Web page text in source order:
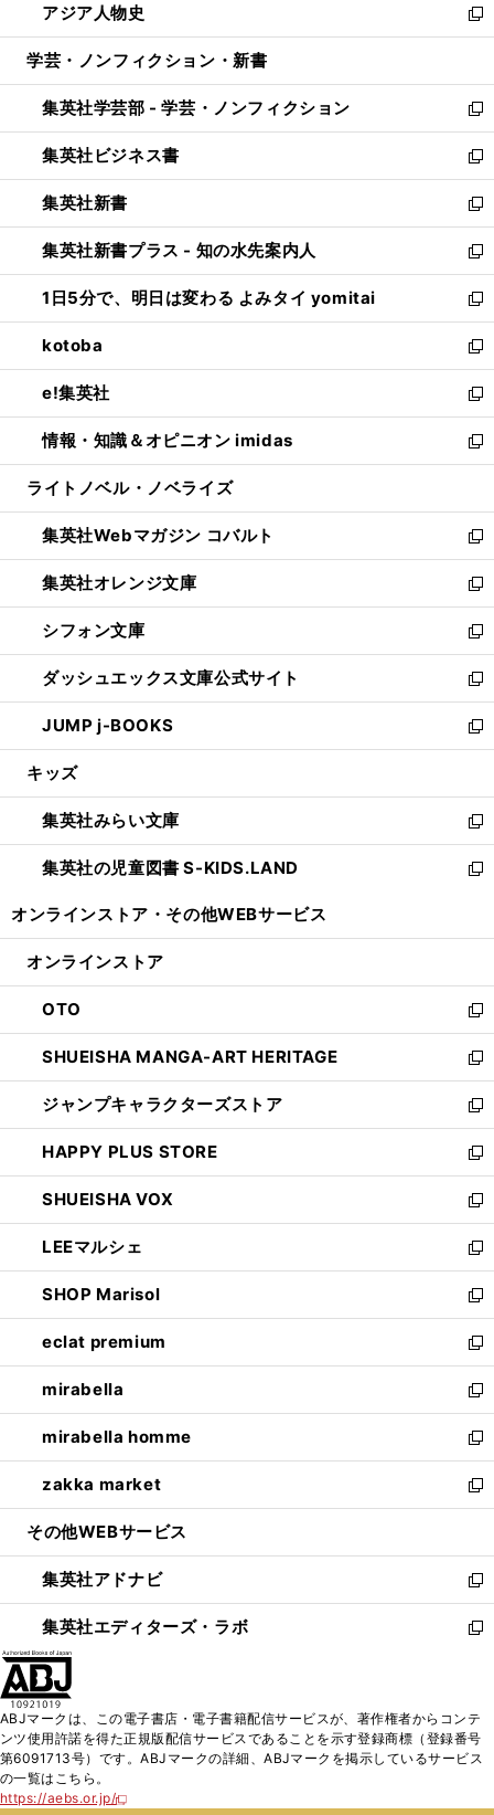
く
で
開
ド
ウ
開
く
ィ
ン
ウ
で
開
く
い
ウ
ン
ド
ウ
で
開
く
アジア人物史
新
し
ウ
ィ
ン
ド
ウ
で
開
く
学芸・ノンフィクション・新書
集英社学芸部 - 学芸・ノンフィクション
新
し
い
ウ
ィ
ン
ド
ウ
で
開
く
集英社ビジネス書
新
し
い
ウ
ィ
ン
ド
ウ
で
開
く
集英社新書
新
し
い
ウ
ィ
ン
ド
ウ
で
開
く
集英社新書プラス - 知の水先案内人
新
し
い
ウ
ィ
ン
ド
ウ
で
開
1日5分で、明日は変わる よみタイ yomitai
新
し
い
ウ
ィ
ン
ド
ウ
開
く
kotoba
新
し
い
ウ
ィ
ン
ウ
で
開
く
e!集英社
新
し
い
ウ
ン
ド
ウ
で
開
く
情報・知識＆オピニオン imidas
新
し
ウ
ィ
ン
ド
ウ
で
開
く
ライトノベル・ノベライズ
集英社Webマガジン コバルト
新
し
い
ウ
ィ
ン
ド
ウ
で
開
集英社オレンジ文庫
新
し
い
ウ
ィ
ン
ド
ウ
開
く
シフォン文庫
新
し
い
ウ
ィ
ン
ウ
で
開
く
ダッシュエックス文庫公式サイト
新
し
い
ウ
ン
ド
ウ
で
JUMP j-BOOKS
新
し
ウ
ィ
ン
ド
開
キッズ
集英社みらい文庫
新
し
い
ン
ウ
で
開
く
集英社の児童図書 S-KIDS.LAND
新
ウ
ン
ド
ウ
で
開
く
オンラインストア・ その他WEBサービス
オンラインストア
OTO
新
し
い
ウ
ィ
ン
ド
ウ
で
開
く
SHUEISHA MANGA-ART HERITAGE
新
し
い
ウ
ィ
ン
ド
ウ
で
開
く
ジャンプキャラクターズストア
新
し
い
ウ
ィ
ン
ド
ウ
で
開
く
HAPPY PLUS STORE
新
し
い
ウ
ィ
ン
ド
ウ
で
開
く
SHUEISHA VOX
新
し
い
ウ
ィ
ン
ド
ウ
で
開
く
LEEマルシェ
新
し
い
ウ
ィ
ン
ド
ウ
で
開
く
SHOP Marisol
新
し
い
ウ
ィ
ン
ド
ウ
で
開
eclat premium
新
し
い
ウ
ィ
ン
ド
ウ
開
く
mirabella
新
し
い
ウ
ィ
ン
ウ
で
開
く
mirabella homme
新
し
い
ウ
ン
ド
ウ
で
zakka market
新
し
ウ
ィ
ン
ド
く
その他WEBサービス
集英社アドナビ
新
し
い
ド
ウ
で
集英社エディターズ・ラボ
新
ィ
ン
ABJマークは、この電子書店・電子書籍配信サービスが、著作権者からコンテ
ンツ使用許諾を得た正規版配信サービスであることを示す登録商標（登録番号
第6091713号）です。ABJマークの詳細、ABJマークを掲示しているサービス
の一覧はこちら。
https://aebs.or.jp/
新